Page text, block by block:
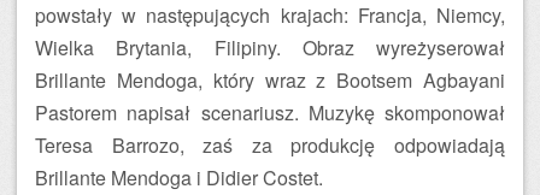
powstały w następujących krajach: Francja, Niemcy,
Wielka Brytania, Filipiny. Obraz wyreżyserował
Brillante Mendoga, który wraz z Bootsem Agbayani
Pastorem napisał scenariusz. Muzykę skomponował
Teresa Barrozo, zaś za produkcję odpowiadają
Brillante Mendoga i Didier Costet.